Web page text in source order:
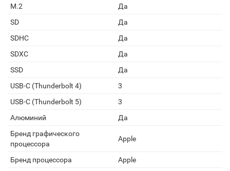
M.2
Да
SD
Да
SDHC
Да
SDXC
Да
SSD
Да
USB-C (Thunderbolt 4)
3
USB-C (Thunderbolt 5)
3
Алюминий
Да
Бренд графического
процессора
Apple
Бренд процессора
Apple